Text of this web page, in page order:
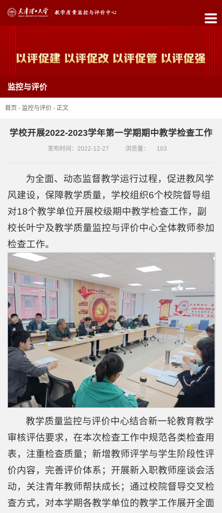
首
心
简
监
控
评
价
质
量
保
下
区
监控与评价
首页 - 监控与评价 - 正文
学校开展2022-2023学年第一学期期中教学检查工作
发布时间：2022-12-27 浏览量： 103
为全面、动态监督教学运行过程，促进教风学
风建设，保障教学质量，学校组织6个校院督导组
对18个教学单位开展校级期中教学检查工作，副
校长叶宁及教学质量监控与评价中心全体教师参加
检查工作。
教学质量监控与评价中心结合新一轮教育教学
审核评估要求，在本次检查工作中规范各类检查用
表，注重检查质量；新增教师评学与学生阶段性评
价内容，完善评价体系；开展新入职教师座谈会活
动，关注青年教师帮扶成长；通过校院督导交叉检
查方式，对本学期各教学单位的教学工作展开全面